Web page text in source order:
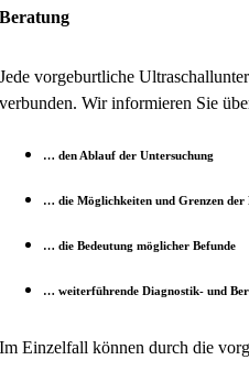
Beratung
Jede vorgeburtliche
verbunden. Wir informieren Sie
… den Ablauf der Untersuchung
… die Möglichkeiten und Grenzen der
… die Bedeutung möglicher Befunde
… weiterführende Diagnostik- und
Im Einzelfall können durch die